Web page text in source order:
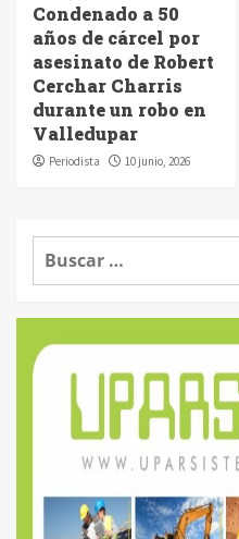
Condenado a 50
años de cárcel por
asesinato de Robert
Cerchar Charris
durante un robo en
Valledupar
Periodista 10 junio, 2026
Buscar: